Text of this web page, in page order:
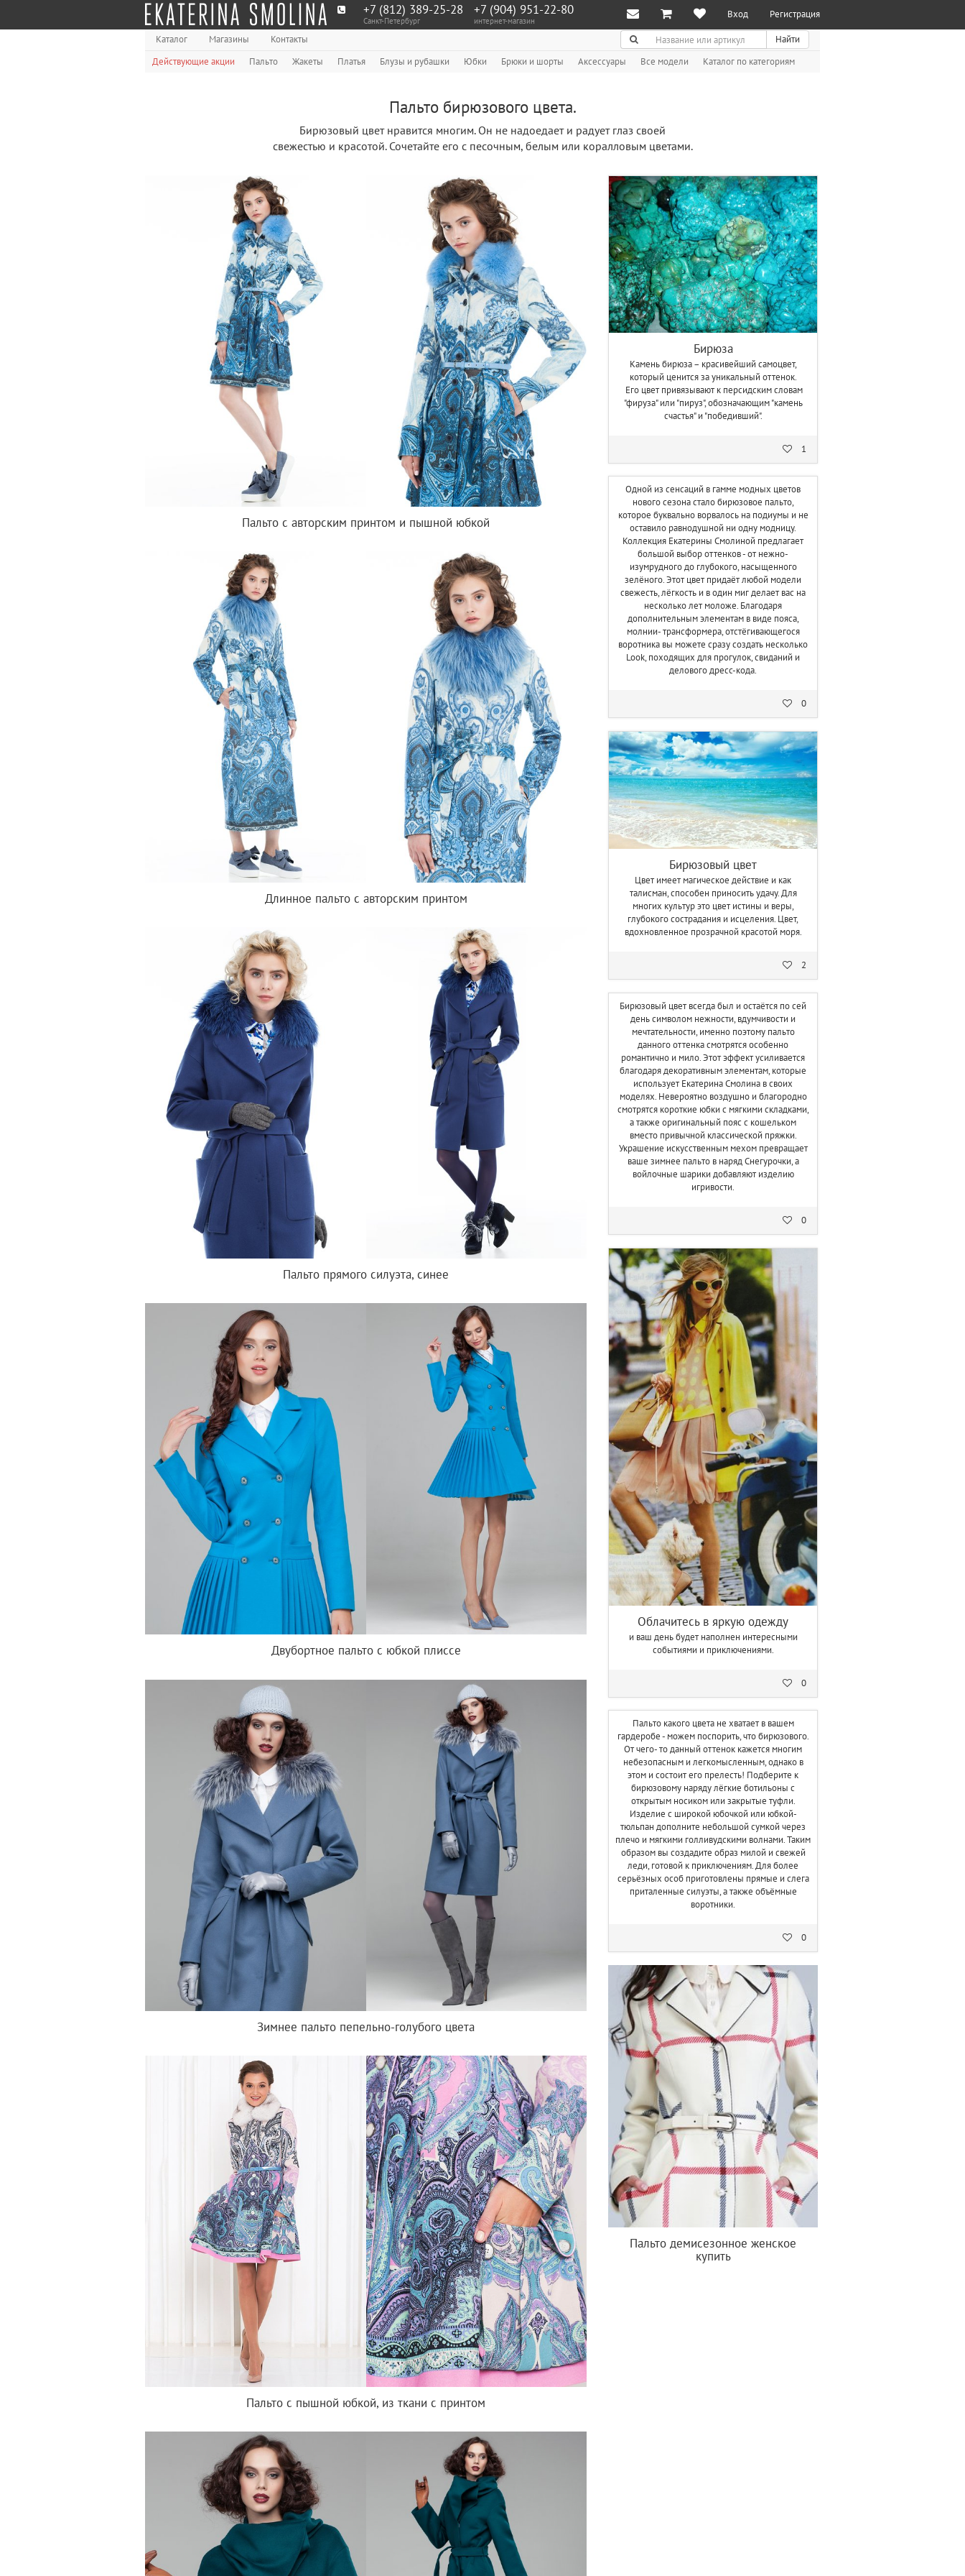
+7 (812) 389-25-28
Санкт-Петербург
+7 (904) 951‑22‑80
интернет-магазин
Вход Регистрация
Каталог Магазины Контакты Поиск
Найти
Действующие акции
Пальто Жакеты Платья Блузы и рубашки Юбки Брюки и шорты Аксессуары Все модели Каталог по категориям
Пальто бирюзового цвета.
Бирюзовый цвет нравится многим. Он не надоедает и радует глаз своей
свежестью и красотой. Сочетайте его с песочным, белым или коралловым цветами.
Пальто с авторским принтом и пышной юбкой
Бирюза
Камень бирюза – красивейший самоцвет,
который ценится за уникальный оттенок.
Его цвет привязывают к персидским словам
"фируза" или "пируз", обозначающим "камень
счастья" и "победивший".
1
Длинное пальто с авторским принтом
Одной из сенсаций в гамме модных цветов
нового сезона стало бирюзовое пальто,
которое буквально ворвалось на подиумы и не
оставило равнодушной ни одну модницу.
Коллекция Екатерины Смолиной предлагает
большой выбор оттенков - от нежно-
изумрудного до глубокого, насыщенного
зелёного. Этот цвет придаёт любой модели
свежесть, лёгкость и в один миг делает вас на
несколько лет моложе. Благодаря
дополнительным элементам в виде пояса,
молнии- трансформера, отстёгивающегося
воротника вы можете сразу создать несколько
Look, походящих для прогулок, свиданий и
делового дресс-кода.
0
Пальто прямого силуэта, синее
Бирюзовый цвет
Цвет имеет магическое действие и как
талисман, способен приносить удачу. Для
многих культур этоцвет истины и веры,
глубокого сострадания и исцеления. Цвет,
вдохновленное прозрачной красотой моря.
2
Двубортное пальто с юбкой плиссе
Бирюзовый цвет всегда был и остаётся по сей
день символом нежности, вдумчивости и
мечтательности, именно поэтому пальто
данного оттенка смотрятся особенно
романтично и мило. Этот эффект усиливается
благодаря декоративным элементам, которые
использует Екатерина Смолина в своих
моделях. Невероятно воздушно и благородно
смотрятся короткие юбки с мягкими складками,
а также оригинальный пояс с кошельком
вместо привычной классической пряжки.
Украшение искусственным мехом превращает
ваше зимнее пальто в наряд Снегурочки, а
войлочные шарики добавляют изделию
игривости.
0
Зимнее пальто пепельно-голубого цвета
Облачитесь в яркую одежду
и ваш день будет наполнен интересными
событиями и приключениями.
0
Пальто с пышной юбкой, из ткани с принтом
Пальто какого цвета не хватает в вашем
гардеробе - можем поспорить, что бирюзового.
От чего- то данный оттенок кажется многим
небезопасным и легкомысленным, однако в
этом и состоит его прелесть! Подберите к
бирюзовому наряду лёгкие ботильоны с
открытым носиком или закрытые туфли.
Изделие с широкой юбочкой или юбкой-
тюльпан дополните небольшой сумкой через
плечо и мягкими голливудскими волнами. Таким
образом вы создадите образ милой и свежей
леди, готовой к приключениям. Для более
серьёзных особ приготовлены прямые и слега
приталенные силуэты, а также объёмные
воротники.
0
Пальто демисезонное женское
купить